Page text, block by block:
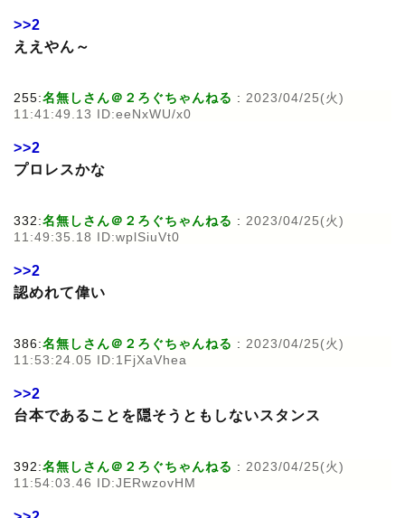
>>2
ええやん～
255:名無しさん＠２ろぐちゃんねる : 2023/04/25(火)
11:41:49.13 ID:eeNxWU/x0
>>2
プロレスかな
332:名無しさん＠２ろぐちゃんねる : 2023/04/25(火)
11:49:35.18 ID:wplSiuVt0
>>2
認めれて偉い
386:名無しさん＠２ろぐちゃんねる : 2023/04/25(火)
11:53:24.05 ID:1FjXaVhea
>>2
台本であることを隠そうともしないスタンス
392:名無しさん＠２ろぐちゃんねる : 2023/04/25(火)
11:54:03.46 ID:JERwzovHM